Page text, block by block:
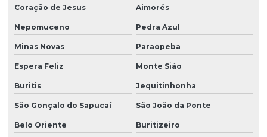
Coração de Jesus Aimorés
Nepomuceno Pedra Azul
Minas Novas Paraopeba
Espera Feliz Monte Sião
Buritis Jequitinhonha
São Gonçalo do Sapucaí São João da Ponte
Belo Oriente Buritizeiro